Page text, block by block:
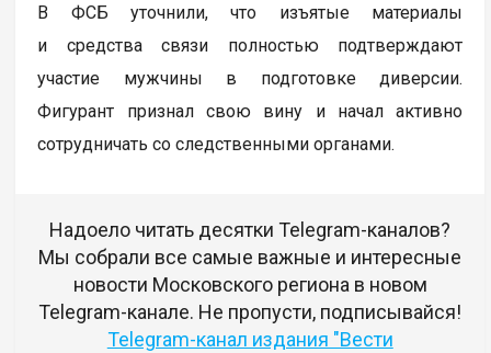
В ФСБ уточнили, что изъятые материалы
и средства связи полностью подтверждают
участие мужчины в подготовке диверсии.
Фигурант признал свою вину и начал активно
сотрудничать со следственными органами.
Надоело читать десятки Telegram-каналов?
Мы собрали все самые важные и интересные
новости Московского региона в новом
Telegram-канале. Не пропусти, подписывайся!
Telegram-канал издания "Вести